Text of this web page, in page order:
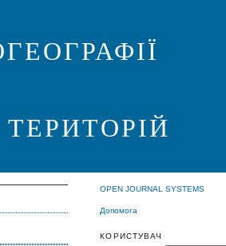
OPEN JOURNAL SYSTEMS
Допомога
КОРИСТУВАЧ